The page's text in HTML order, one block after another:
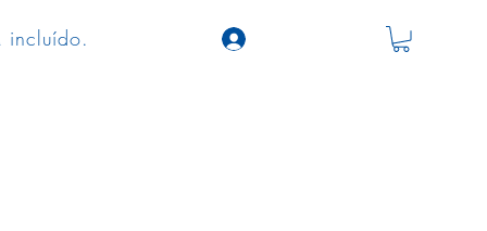
incluído.